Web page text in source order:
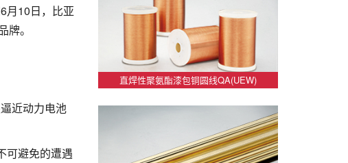
月10日，比亚
。
近动力电池
可避免的遭遇
直焊性聚氨酯漆包铜圆线QA(UEW)